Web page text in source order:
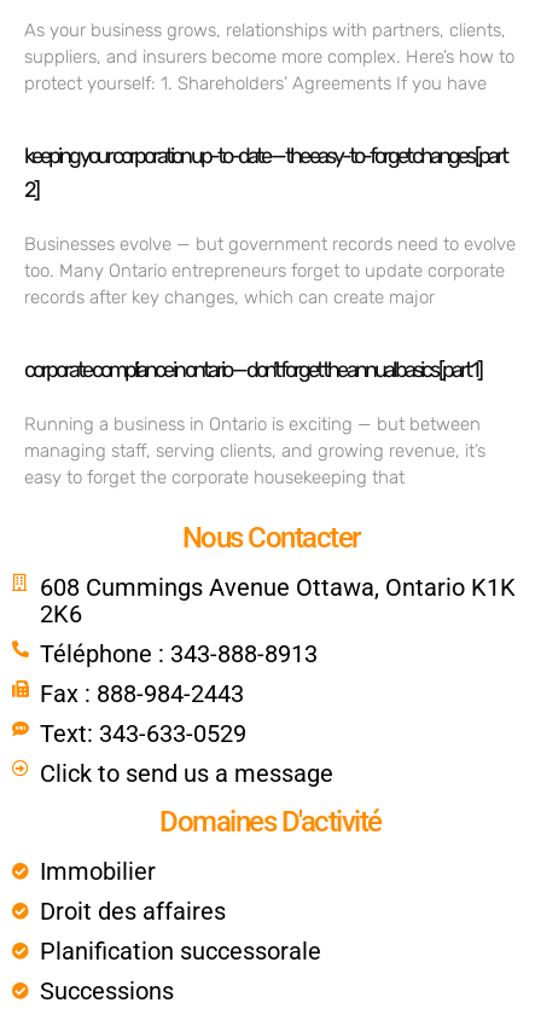
As your business grows, relationships with partners, clients,
suppliers, and insurers become more complex. Here’s how to
protect yourself: 1. Shareholders’ Agreements If you have
keeping your corporation up-to-date — the easy-to-forget changes [part
2]
Businesses evolve — but government records need to evolve
too. Many Ontario entrepreneurs forget to update corporate
records after key changes, which can create major
corporate compliance in ontario — don’t forget the annual basics [part 1]
Running a business in Ontario is exciting — but between
managing staff, serving clients, and growing revenue, it’s
easy to forget the corporate housekeeping that
Nous Contacter
608 Cummings Avenue Ottawa, Ontario K1K
2K6
Téléphone : 343-888-8913
Fax : 888-984-2443
Text: 343-633-0529
Click to send us a message
Domaines D'activité
Immobilier
Droit des affaires
Planification successorale
Successions